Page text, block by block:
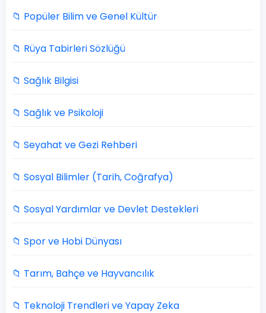
📁 Popüler Bilim ve Genel Kültür
📁 Rüya Tabirleri Sözlüğü
📁 Sağlık Bilgisi
📁 Sağlık ve Psikoloji
📁 Seyahat ve Gezi Rehberi
📁 Sosyal Bilimler (Tarih, Coğrafya)
📁 Sosyal Yardımlar ve Devlet Destekleri
📁 Spor ve Hobi Dünyası
📁 Tarım, Bahçe ve Hayvancılık
📁 Teknoloji Trendleri ve Yapay Zeka